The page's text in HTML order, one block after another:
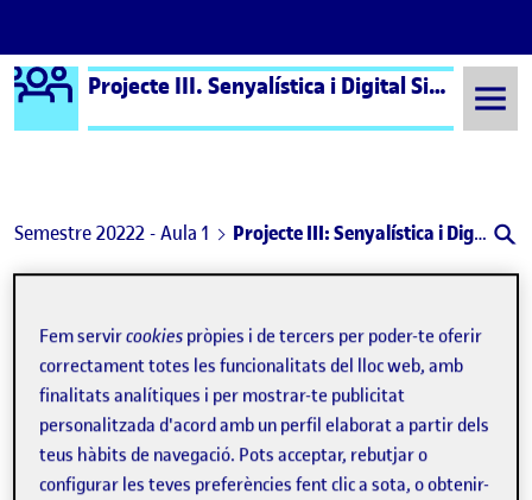
Saltar al contingut
Logo Ágora Projecte III. Senyalística i Digital Signage aula 1
Semestre 20222 - Aula 1 Projecte III: Senyalística i Digital Signage
Navegació d'entrades
: Aplicació del sistema :
Publicat perProjecte III: Senyalística i
Publicat per
Marta Borras Pocorull
Públic Data de publicació
8 Juny 2023 8 setembre, 2023 12:12 pm
comentari el Projecte III: Senyalística i Digital
Holacompanys,
Fem servircookies pròpies i de tercers per poder-te oferir
correctament totes les funcionalitats del lloc web, amb
finalitats analítiques i per mostrar-te publicitat
personalitzada d'acord amb un perfil elaborat a partir dels
teus hàbits de navegació. Pots acceptar, rebutjar o
configurar les teves preferències fent clic a sota, o obtenir-